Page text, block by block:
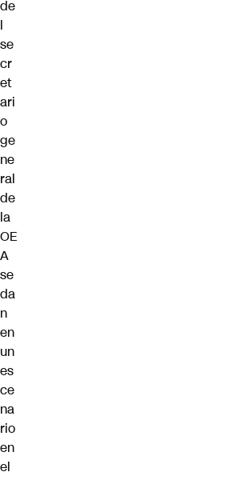
de
l
se
cr
et
ari
o
ge
ne
ral
de
la
OE
A
se
da
n
en
un
es
ce
na
rio
en
el